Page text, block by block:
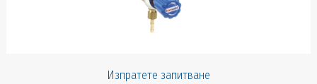
Изпратете запитване